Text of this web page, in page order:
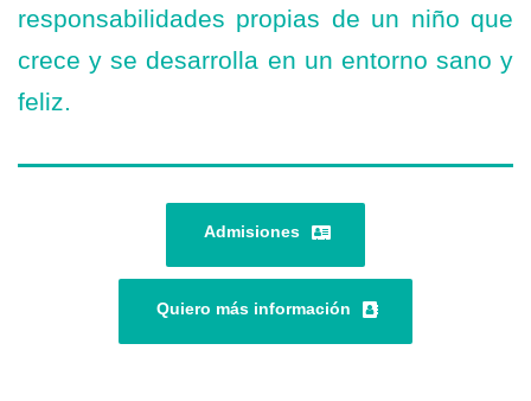
responsabilidades propias de un niño que
crece y se desarrolla en un entorno sano y
feliz.
Admisiones
Quiero más información